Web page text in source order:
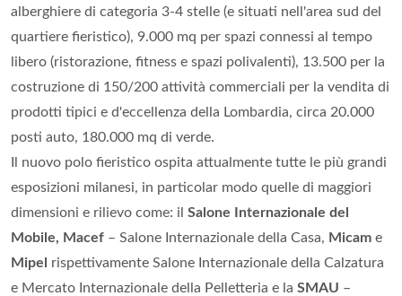
alberghiere di categoria 3-4 stelle (e situati nell'area sud del
quartiere fieristico), 9.000 mq per spazi connessi al tempo
libero (ristorazione, fitness e spazi polivalenti), 13.500 per la
costruzione di 150/200 attività commerciali per la vendita di
prodotti tipici e d'eccellenza della Lombardia, circa 20.000
posti auto, 180.000 mq di verde.
Il nuovo polo fieristico ospita attualmente tutte le più grandi
esposizioni milanesi, in particolar modo quelle di maggiori
dimensioni e rilievo come: il Salone Internazionale del
Mobile, Macef – Salone Internazionale della Casa, Micam e
Mipel
rispettivamente Salone Internazionale della Calzatura
e Mercato Internazionale della Pelletteria e la SMAU –